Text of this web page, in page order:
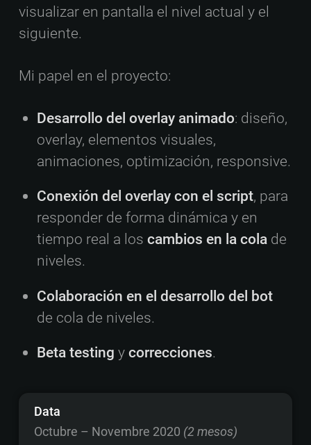
Data
Octubre – Novembre 2020 (2 mesos)
visualizar en pantalla el nivel actual y el
siguiente.
Mi papel en el proyecto:
Desarrollo del overlay animado: diseño,
overlay, elementos visuales,
animaciones, optimización, responsive.
Conexión del overlay con el script, para
responder de forma dinámica y en
tiempo real a loscambios en la cola de
niveles.
Colaboración en el desarrollo del bot
de cola de niveles.
Beta testing ycorrecciones.